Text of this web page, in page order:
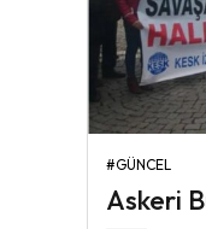
#GÜNCEL
Askeri